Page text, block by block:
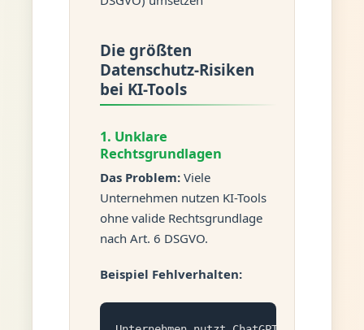
Die größten
Datenschutz-Risiken
bei KI-Tools
1. Unklare
Rechtsgrundlagen
Das Problem: Viele
Unternehmen nutzen KI-Tools
ohne valide Rechtsgrundlage
nach Art. 6 DSGVO.
Beispiel Fehlverhalten: